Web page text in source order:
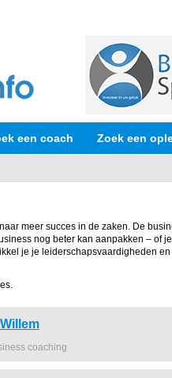
een coach Zoek een
meer succes in de zaken. De
nog beter kan aanpakken – of
je je leiderschapsvaardigheden
coaching